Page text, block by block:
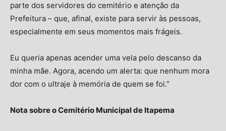
parte dos servidores do cemitério e atenção da
Prefeitura – que, afinal, existe para servir às pessoas,
especialmente em seus momentos mais frágeis.
Eu queria apenas acender uma vela pelo descanso da
minha mãe. Agora, acendo um alerta: que nenhum mora
dor com o ultraje à memória de quem se foi.”
Nota sobre o Cemitério Municipal de Itapema